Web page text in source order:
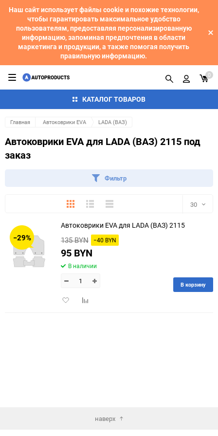
Наш сайт использует файлы cookie и похожие технологии,
чтобы гарантировать максимальное удобство
пользователям, предоставляя персонализированную
информацию, запоминая предпочтения в области
маркетинга и продукции, а также помогая получить
правильную информацию.
КАТАЛОГ ТОВАРОВ
0
Главная Автоковрики EVA LADA (ВАЗ)
Автоковрики EVA для LADA (ВАЗ) 2115 под
заказ
Фильтр
ПлиткаПодробноКомпактно 30
30
150
−29%
Автоковрики EVA для LADA (ВАЗ) 2115
135 BYN −40 BYN
95 BYN
В наличии
ДобавитьДобавить
В корзину
наверх